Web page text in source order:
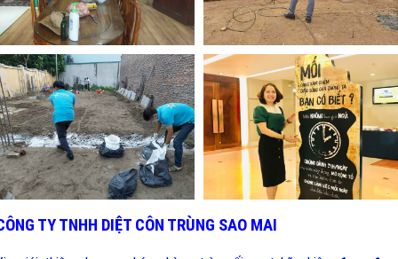
TY TNHH DIỆT CÔN TRÙNG SAO MAI